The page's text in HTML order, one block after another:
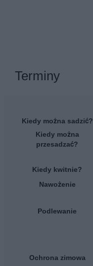
Terminy
Kiedy można sadzić?
Kiedy można
przesadzać?
Kiedy kwitnie?
Nawożenie
Podlewanie
Ochrona zimowa